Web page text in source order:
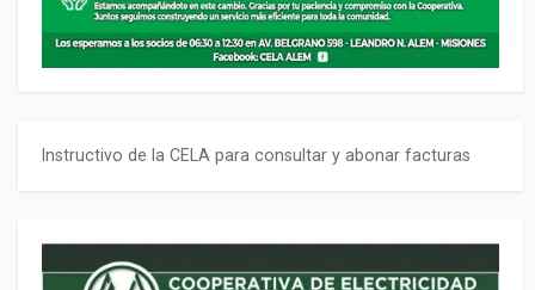
Instructivo de la CELA para consultar y abonar facturas